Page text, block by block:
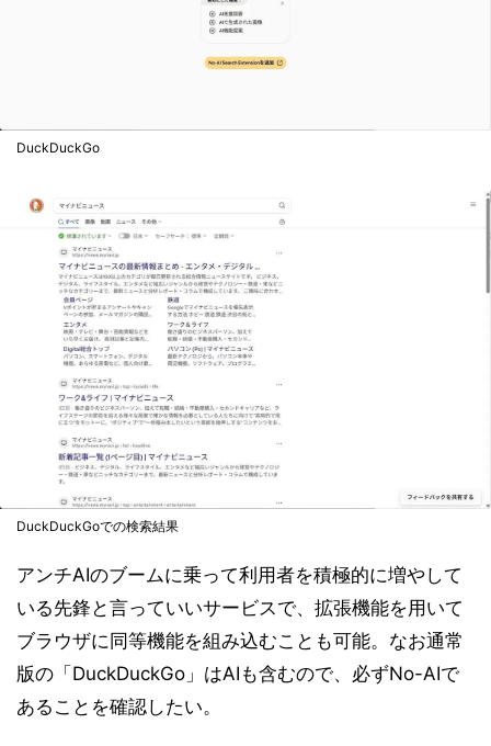
DuckDuckGo
DuckDuckGoでの検索結果
アンチAIのブームに乗って利用者を積極的に増やして
いる先鋒と言っていいサービスで、拡張機能を用いて
ブラウザに同等機能を組み込むことも可能。なお通常
版の「DuckDuckGo」はAIも含むので、必ずNo-AIで
あることを確認したい。